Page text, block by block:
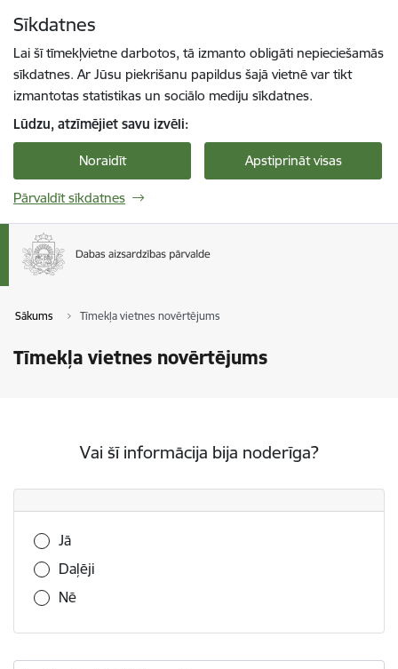
Sīkdatnes
Lai šī tīmekļvietne darbotos, tā izmanto obligāti nepieciešamās
sīkdatnes. Ar Jūsu piekrišanu papildus šajā vietnē var tikt
izmantotas statistikas un sociālo mediju sīkdatnes.
Lūdzu, atzīmējiet savu izvēli:
Noraidīt Apstiprināt visas
Pārvaldīt sīkdatnes
Sākums Tīmekļa vietnes novērtējums
Tīmekļa vietnes novērtējums
Vai šī informācija bija noderīga?
Vai šī informācija bija noderīga?
Jā
Daļēji
Nē